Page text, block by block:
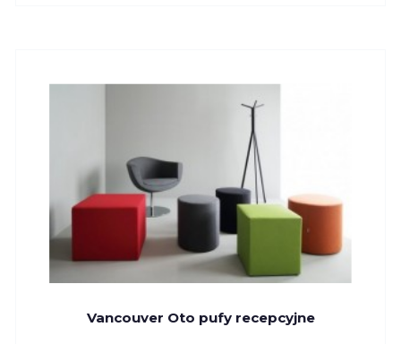
Vancouver Oto pufy recepcyjne